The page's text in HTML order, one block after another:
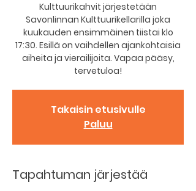
Kulttuurikahvit järjestetään
Savonlinnan Kulttuurikellarilla joka
kuukauden ensimmäinen tiistai klo
17:30. Esillä on vaihdellen ajankohtaisia
aiheita ja vierailijoita. Vapaa pääsy,
tervetuloa!
Takaisin etusivulle
Paluu
Tapahtuman järjestää